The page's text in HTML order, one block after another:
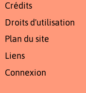
Crédits
Droits d'utilisation
Plan du site
Liens
Connexion